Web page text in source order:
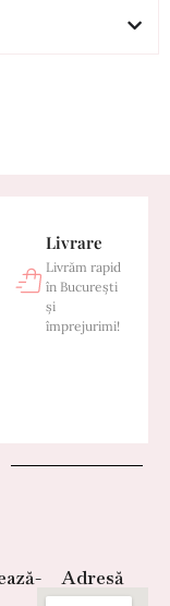
Livrare
Livrăm rapid
în București
și
împrejurimi!
Adresă